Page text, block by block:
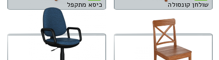
שולחן קונסולה כיסא מתקפל